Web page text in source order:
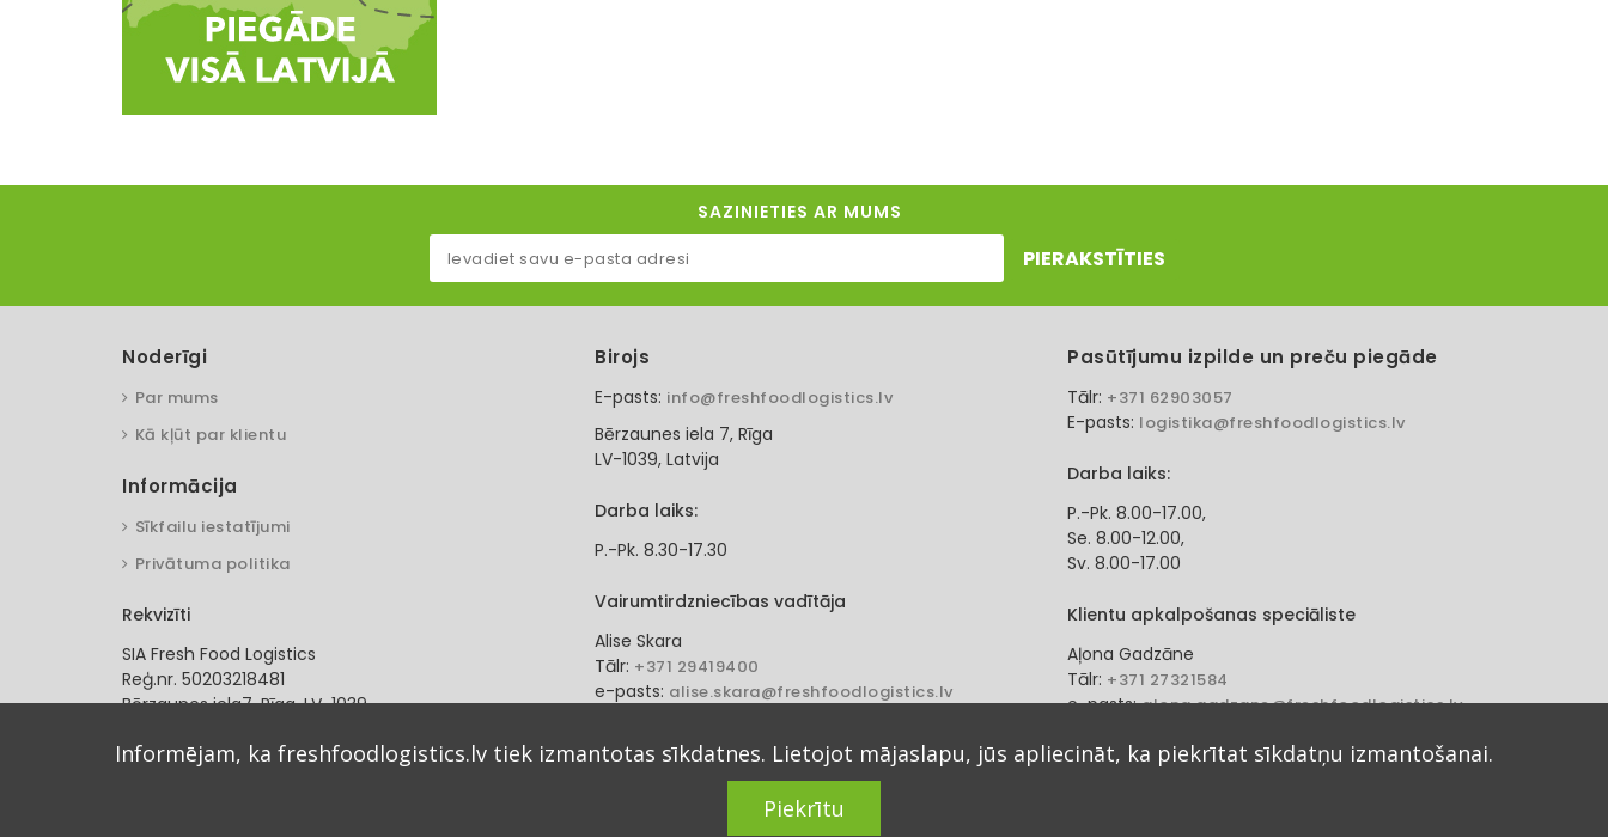
SAZINIETIES AR MUMS
PIERAKSTĪTIES
Noderīgi
Par mums
Kā kļūt par klientu
Informācija
Sīkfailu iestatījumi
Privātuma politika
Rekvizīti
SIA Fresh Food Logistics
Reģ.nr. 50203218481
Bērzaunes iela7, Rīga. LV-1039
LV54UNLA0055001235489
Birojs
E-pasts: info@freshfoodlogistics.lv
Bērzaunes iela 7, Rīga
LV-1039, Latvija
Darba laiks:
P.-Pk. 8.30-17.30
Vairumtirdzniecības vadītāja
Alise Skara
Tālr: +371 29419400
e-pasts: alise.skara@freshfoodlogistics.lv
Pasūtījumu izpilde un preču piegāde
Tālr: +371 62903057
E-pasts: logistika@freshfoodlogistics.lv
Darba laiks:
P.-Pk. 8.00-17.00,
Se. 8.00-12.00,
Sv. 8.00-17.00
Klientu apkalpošanas speciāliste
Aļona Gadzāne
Tālr: +371 27321584
e-pasts:alona.gadzane@freshfoodlogistics.lv
Informējam, ka freshfoodlogistics.lv tiek izmantotas sīkdatnes. Lietojot mājaslapu, jūs apliecināt, ka piekrītat sīkdatņu izmantošanai.
Piekrītu